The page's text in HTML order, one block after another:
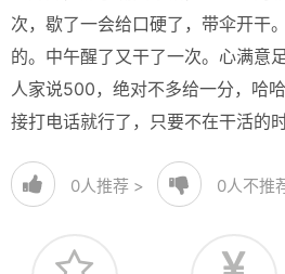
次，歇了一会给口硬了，带伞开干
的。中午醒了又干了一次。心满意
人家说500，绝对不多给一分，哈
接打电话就行了，只要不在干活的
0人推荐 > 0人不推